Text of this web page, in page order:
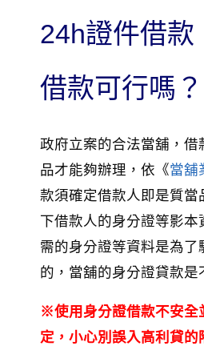
24h證件借款
借款可行嗎？
政府立案的合法當舖，借
品才能夠辦理，依《當舖
款須確定借款人即是質當
下借款人的身分證等影本
需的身分證等資料是為了
的，當舖的身分證貸款是
※使用身分證借款不安全
定，小心別誤入高利貸